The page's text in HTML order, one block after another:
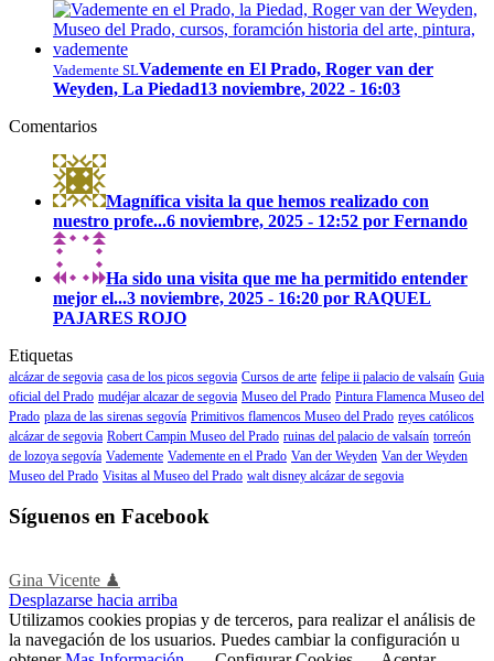
Vademente SLVademente en El Prado, Roger van der
Weyden, La Piedad13 noviembre, 2022 - 16:03
Comentarios
Magnífica visita la que hemos realizado con
nuestro profe...6 noviembre, 2025 - 12:52 por Fernando
Ha sido una visita que me ha permitido entender
mejor el...3 noviembre, 2025 - 16:20 por RAQUEL
PAJARES ROJO
Etiquetas
alcázar de segovia casa de los picos segovia Cursos de arte felipe ii palacio de valsaín Guia
oficial del Prado mudéjar alcazar de segovia Museo del Prado Pintura Flamenca Museo del
Prado plaza de las sirenas segovía Primitivos flamencos Museo del Prado reyes católicos
alcázar de segovia Robert Campin Museo del Prado ruinas del palacio de valsaín torreón
de lozoya segovía Vademente Vademente en el Prado Van der Weyden Van der Weyden
Museo del Prado Visitas al Museo del Prado walt disney alcázar de segovia
Síguenos en Facebook
Gina Vicente ♟
Desplazarse hacia arriba
Utilizamos cookies propias y de terceros, para realizar el análisis de
la navegación de los usuarios. Puedes cambiar la configuración u